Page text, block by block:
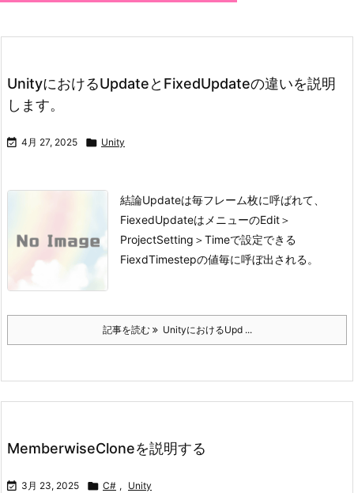
UnityにおけるUpdateとFixedUpdateの違いを説明
します。
 4月 27, 2025  Unity
結論Updateは毎フレーム枚に呼ばれて、
FiexedUpdateはメニューのEdit＞
ProjectSetting＞Timeで設定できる
FiexdTimestepの値毎に呼ぼ出される。
記事を読む UnityにおけるUpd ...
MemberwiseCloneを説明する
 3月 23, 2025  C# , Unity